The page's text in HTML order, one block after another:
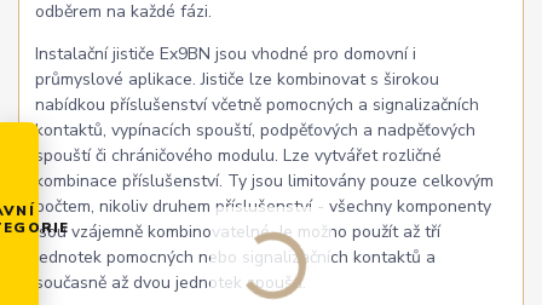
odběrem na každé fázi.
Instalační jističe Ex9BN jsou vhodné pro domovní i
průmyslové aplikace. Jističe lze kombinovat s širokou
nabídkou příslušenství včetně pomocných a signalizačních
kontaktů, vypínacích spouští, podpěťových a nadpěťových
spouští či chráničového modulu. Lze vytvářet rozličné
kombinace příslušenství. Ty jsou limitovány pouze celkovým
počtem, nikoliv druhem příslušenství - všechny komponenty
jsou vzájemně kombinovatelné. Je možno použít až tří
jednotek pomocných nebo signalizačních kontaktů a
současně až dvou jednotek spouští.